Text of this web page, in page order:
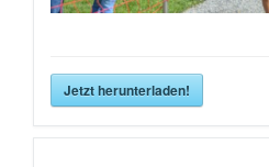
Jetzt herunterladen!